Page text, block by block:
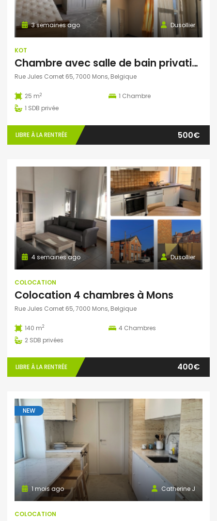
Dusollier
3 semaines ago
KOT
Chambre avec salle de bain privative et bureau séparé dans une colocation de 4 personnes
Rue Jules Cornet 65, 7000 Mons, Belgique
25 m2 1 Chambre
1 SDB privée
LIBRE À LA RENTRÉE 500€
Dusollier
4 semaines ago
COLOCATION
Colocation 4 chambres à Mons
Rue Jules Cornet 65, 7000 Mons, Belgique
140 m2 4 Chambres
2 SDB privées
LIBRE À LA RENTRÉE 400€
NEW
Catherine J
1 mois ago
COLOCATION